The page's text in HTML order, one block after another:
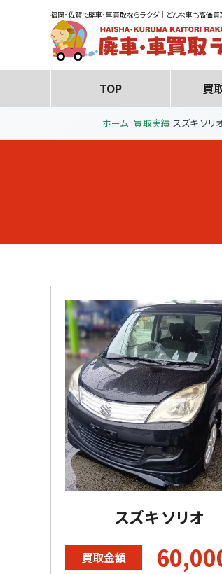
福岡・佐賀で廃車・車買取ならラクダ｜どんな車も高価買
TOP 買
ホーム 買取実績 スズキ ソリ
スズキ ソリオ
買取金額